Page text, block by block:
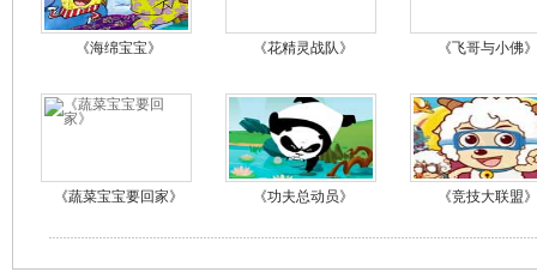
《海绵宝宝》 《花精灵战队》 《飞哥与小佛》
《蔬菜宝宝要回家》 《功夫总动员》 《竞技大联盟》